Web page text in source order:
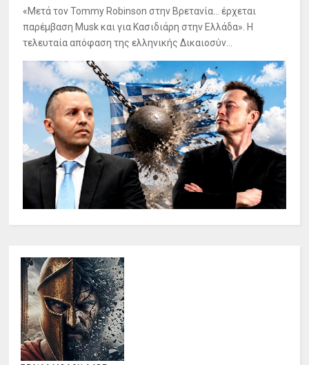
«Μετά τον Tommy Robinson στην Βρετανία... έρχεται
παρέμβαση Musk και για Κασιδιάρη στην Ελλάδα». Η
τελευταία απόφαση της ελληνικής Δικαιοσύν...